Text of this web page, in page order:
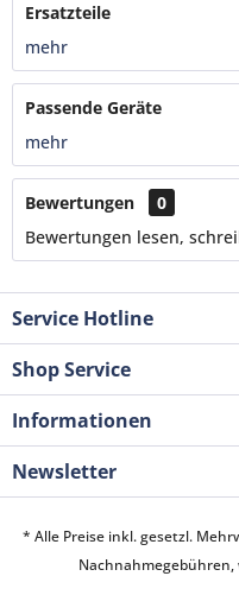
Ersatzteile
mehr
Passende Geräte
mehr
Bewertungen
0
Bewertungen lesen,
Service Hotline
Shop Service
Informationen
Newsletter
* Alle Preise inkl. gesetzl.